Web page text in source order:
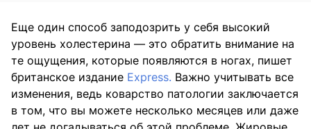
Еще один способ заподозрить у себя высокий
уровень холестерина — это обратить внимание на
те ощущения, которые появляются в ногах, пишет
британское издание Express. Важно учитывать все
изменения, ведь коварство патологии заключается
в том, что вы можете несколько месяцев или даже